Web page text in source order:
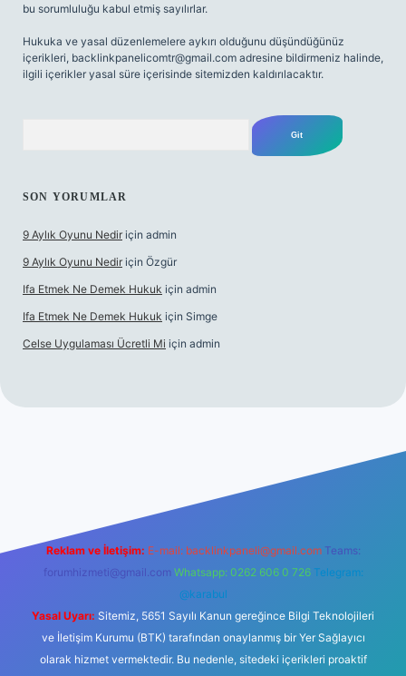
bu sorumluluğu kabul etmiş sayılırlar.
Hukuka ve yasal düzenlemelere aykırı olduğunu düşündüğünüz
içerikleri, backlinkpanelicomtr@gmail.com adresine bildirmeniz halinde,
ilgili içerikler yasal süre içerisinde sitemizden kaldırılacaktır.
SON YORUMLAR
9 Aylık Oyunu Nedir için admin
9 Aylık Oyunu Nedir için Özgür
Ifa Etmek Ne Demek Hukuk için admin
Ifa Etmek Ne Demek Hukuk için Simge
Celse Uygulaması Ücretli Mi için admin
Reklam ve İletişim: E-mail: backlinkpaneli@gmail.com Teams:
forumhizmeti@gmail.com Whatsapp: 0262 606 0 726 Telegram:
@karabul
Yasal Uyarı: Sitemiz, 5651 Sayılı Kanun gereğince Bilgi Teknolojileri
ve İletişim Kurumu (BTK) tarafından onaylanmış bir Yer Sağlayıcı
olarak hizmet vermektedir. Bu nedenle, sitedeki içerikleri proaktif